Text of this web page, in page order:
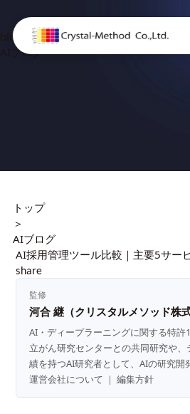
blog
AIブログ
トップ
＞
AIブログ
AI採用管理ツール比較｜主要5サー
share
監修
河合 継（クリスタルメソッド株
AI・ディープラーニングに関する特許
立がん研究センターとの共同研究や
績を持つAI研究者として、AIの研究開
運営会社について ｜編集方針